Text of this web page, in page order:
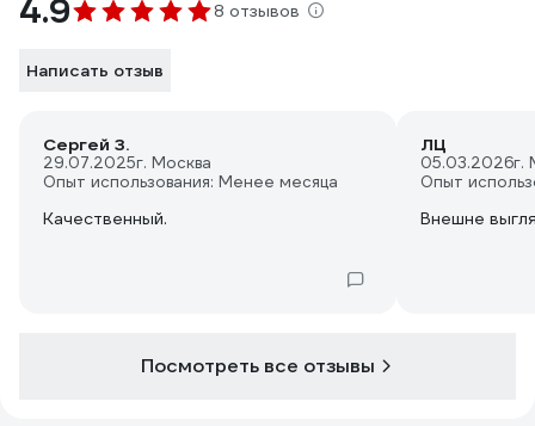
4.9 8 отзывов
Написать отзыв
Сергей З.
29.07.2025г. Москва
Опыт использования: Менее месяца
Качественный.
ЛЦ
05.03.2026г.
Опыт
Внешне
Посмотреть все отзывы